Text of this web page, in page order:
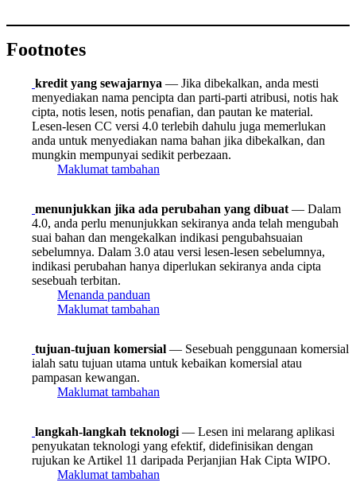
Footnotes
kredit yang sewajarnya — Jika dibekalkan, anda mesti
menyediakan nama pencipta dan parti-parti atribusi, notis hak
cipta, notis lesen, notis penafian, dan pautan ke material.
Lesen-lesen CC versi 4.0 terlebih dahulu juga memerlukan
anda untuk menyediakan nama bahan jika dibekalkan, dan
mungkin mempunyai sedikit perbezaan.
Maklumat tambahan
menunjukkan jika ada perubahan yang dibuat — Dalam
4.0, anda perlu menunjukkan sekiranya anda telah mengubah
suai bahan dan mengekalkan indikasi pengubahsuaian
sebelumnya. Dalam 3.0 atau versi lesen-lesen sebelumnya,
indikasi perubahan hanya diperlukan sekiranya anda cipta
sesebuah terbitan.
Menanda panduan
Maklumat tambahan
tujuan-tujuan komersial — Sesebuah penggunaan komersial
ialah satu tujuan utama untuk kebaikan komersial atau
pampasan kewangan.
Maklumat tambahan
langkah-langkah teknologi — Lesen ini melarang aplikasi
penyukatan teknologi yang efektif, didefinisikan dengan
rujukan ke Artikel 11 daripada Perjanjian Hak Cipta WIPO.
Maklumat tambahan